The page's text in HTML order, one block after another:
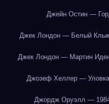
Джейн Остин —
Джек Лондон — Белый Клык
Джек Лондон — Мартин
Джозеф Хеллер —
Джордж Оруэлл —